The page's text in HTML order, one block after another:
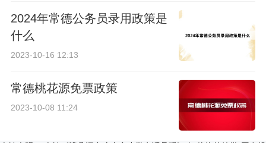
2024年常德公务员录用政策是
什么
2023-10-16 12:13
常德桃花源免票政策
2023-10-08 11:24